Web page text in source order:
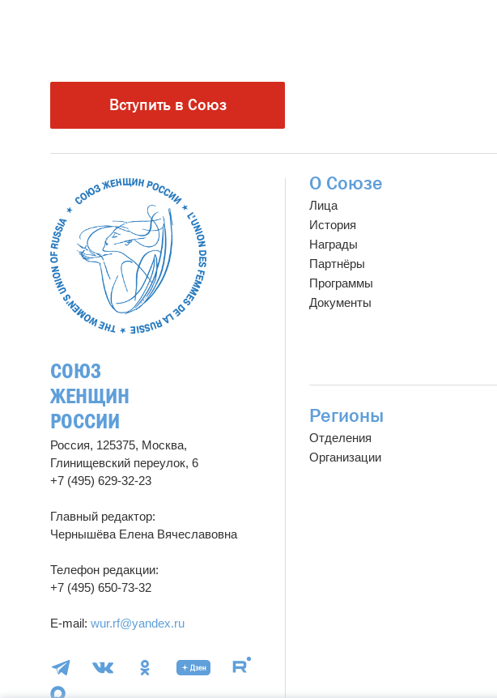
Вступить в Союз
О Союзе
Лица
История
Награды
Партнёры
Программы
Документы
Регионы
Отделения
Организации
СОЮЗ
ЖЕНЩИН
РОССИИ
Россия, 125375, Москва,
Глинищевский переулок, 6
+7 (495) 629-32-23
Главный редактор:
Чернышёва Елена Вячеславовна
Телефон редакции:
+7 (495) 650-73-32
E-mail: wur.rf@yandex.ru